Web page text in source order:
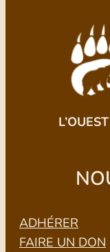
ADHÉRER
FAIRE UN DON